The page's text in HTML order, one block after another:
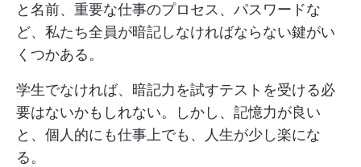
と名前、重要な仕事のプロセス、パスワードな
ど、私たち全員が暗記しなければならない鍵がい
くつかある。
学生でなければ、暗記力を試すテストを受ける必
要はないかもしれない。しかし、記憶力が良い
と、個人的にも仕事上でも、人生が少し楽にな
る。